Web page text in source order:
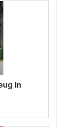
in